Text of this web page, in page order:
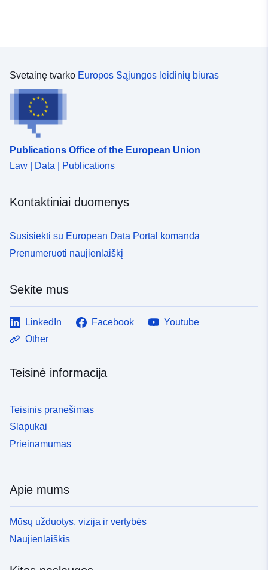
Svetainę tvarko Europos Sąjungos leidinių biuras
Publications Office of the European Union
Law | Data | Publications
Kontaktiniai duomenys
Susisiekti su European Data Portal komanda
Prenumeruoti naujienlaiškį
Sekite mus
LinkedIn Facebook
Youtube
Other
Teisinė informacija
Teisinis pranešimas
Slapukai
Prieinamumas
Apie mums
Mūsų užduotys, vizija ir vertybės
Naujienlaiškis